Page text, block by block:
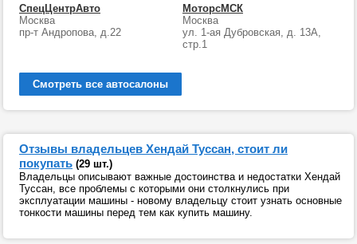
СпецЦентрАвто
Москва
пр-т Андропова, д.22
МоторсМСК
Москва
ул. 1-ая Дубровская, д. 13А,
стр.1
Смотреть все автосалоны
Отзывы владельцев Хендай Туссан, стоит ли
покупать (29 шт.)
Владельцы описывают важные достоинства и недостатки Хендай
Туссан, все проблемы с которыми они столкнулись при
эксплуатации машины - новому владельцу стоит узнать основные
тонкости машины перед тем как купить машину.